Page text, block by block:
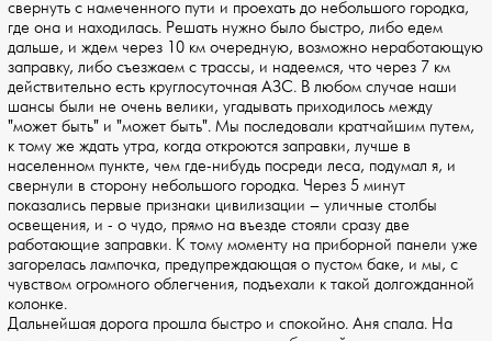
свернуть с намеченного пути и проехать до небольшого городка,
где она и находилась. Решать нужно было быстро, либо едем
дальше, и ждем через 10 км очередную, возможно неработающую
заправку, либо съезжаем с трассы, и надеемся, что через 7 км
действительно есть круглосуточная АЗС. В любом случае наши
шансы были не очень велики, угадывать приходилось между
"может быть" и "может быть". Мы последовали кратчайшим путем,
к тому же ждать утра, когда откроются заправки, лучше в
населенном пункте, чем где-нибудь посреди леса, подумал я, и
свернули в сторону небольшого городка. Через 5 минут
показались первые признаки цивилизации – уличные столбы
освещения, и - о чудо, прямо на въезде стояли сразу две
работающие заправки. К тому моменту на приборной панели уже
загорелась лампочка, предупреждающая о пустом баке, и мы, с
чувством огромного облегчения, подъехали к такой долгожданной
колонке.
Дальнейшая дорога прошла быстро и спокойно. Аня спала. На